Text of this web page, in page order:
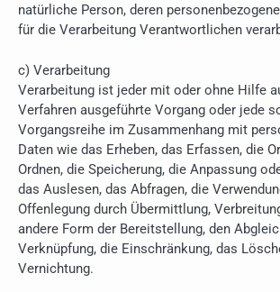
natürliche Person, deren
für die Verarbeitung Verantwortlichen
c) Verarbeitung
Verarbeitung ist jeder mit oder ohne Hilfe
Verfahren ausgeführte Vorgang oder jede
Vorgangsreihe im Zusammenhang mit
Daten wie das Erheben, das Erfassen, die
Ordnen, die Speicherung, die Anpassung
das Auslesen, das Abfragen, die
Offenlegung durch Übermittlung,
andere Form der Bereitstellung, den
Verknüpfung, die Einschränkung, das
Vernichtung.